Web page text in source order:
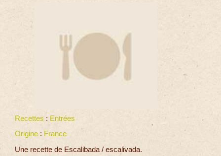
Recettes : Entrées
Origine : France
Une recette de Escalibada / escalivada.